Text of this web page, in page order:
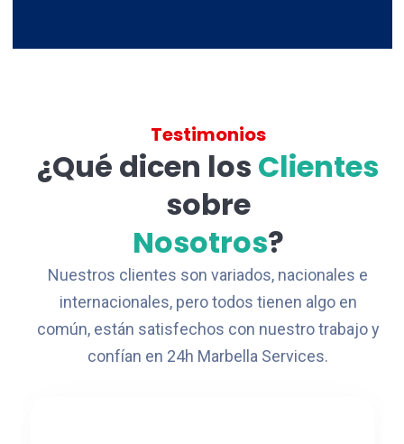
Testimonios
¿Qué dicen los Clientes
sobre
Nosotros?
Nuestros clientes son variados, nacionales e
internacionales, pero todos tienen algo en
común, están satisfechos con nuestro trabajo y
confían en 24h Marbella Services.